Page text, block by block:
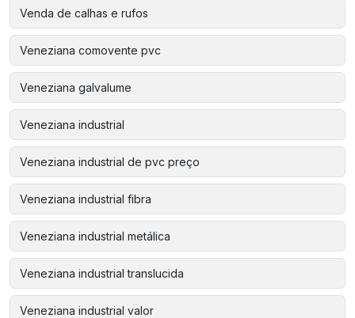
Venda de calhas e rufos
Veneziana comovente pvc
Veneziana galvalume
Veneziana industrial
Veneziana industrial de pvc preço
Veneziana industrial fibra
Veneziana industrial metálica
Veneziana industrial translucida
Veneziana industrial valor